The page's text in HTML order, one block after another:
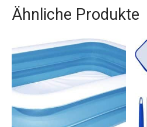
Ähnliche Produkte